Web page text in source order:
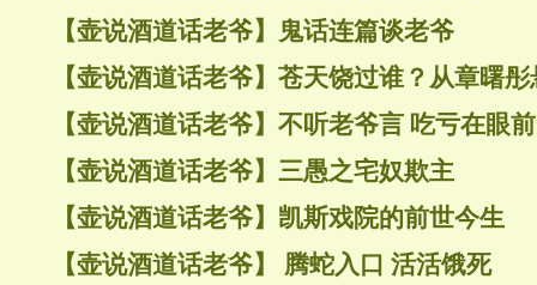
【壶说酒道话老爷】鬼话连篇谈老爷
【壶说酒道话老爷】苍天饶过谁？从章曙
【壶说酒道话老爷】不听老爷言 吃亏在眼前
【壶说酒道话老爷】三愚之宅奴欺主
【壶说酒道话老爷】凯斯戏院的前世今生
【壶说酒道话老爷】 腾蛇入口 活活饿死